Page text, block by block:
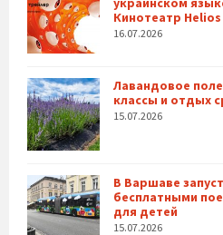
Кинотеатр
16.07.2026
Лавандовое
классы и отдых
15.07.2026
В Варшаве
бесплатными
для детей
15.07.2026